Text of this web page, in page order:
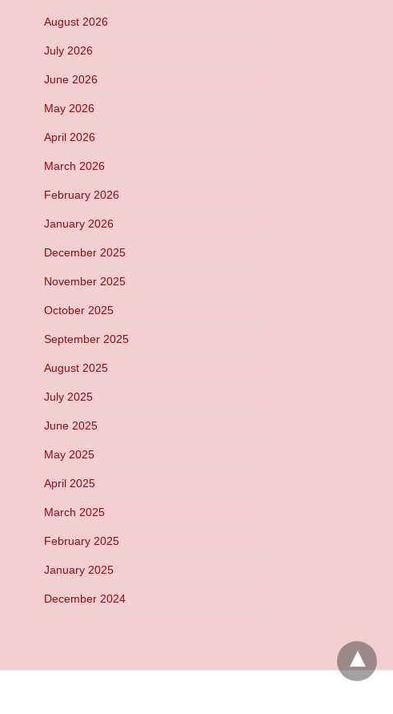
August 2026
July 2026
June 2026
May 2026
April 2026
March 2026
February 2026
January 2026
December 2025
November 2025
October 2025
September 2025
August 2025
July 2025
June 2025
May 2025
April 2025
March 2025
February 2025
January 2025
December 2024